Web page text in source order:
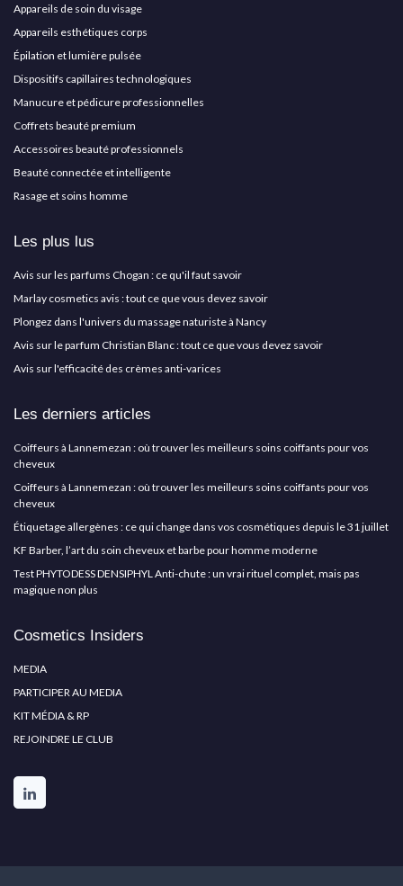
Appareils de soin du visage
Appareils esthétiques corps
Épilation et lumière pulsée
Dispositifs capillaires technologiques
Manucure et pédicure professionnelles
Coffrets beauté premium
Accessoires beauté professionnels
Beauté connectée et intelligente
Rasage et soins homme
Les plus lus
Avis sur les parfums Chogan : ce qu'il faut savoir
Marlay cosmetics avis : tout ce que vous devez savoir
Plongez dans l'univers du massage naturiste à Nancy
Avis sur le parfum Christian Blanc : tout ce que vous devez savoir
Avis sur l'efficacité des crèmes anti-varices
Les derniers articles
Coiffeurs à Lannemezan : où trouver les meilleurs soins coiffants pour vos
cheveux
Coiffeurs à Lannemezan : où trouver les meilleurs soins coiffants pour vos
cheveux
Étiquetage allergènes : ce qui change dans vos cosmétiques depuis le 31 juillet
KF Barber, l’art du soin cheveux et barbe pour homme moderne
Test PHYTODESS DENSIPHYL Anti-chute : un vrai rituel complet, mais pas
magique non plus
Cosmetics Insiders
MEDIA
PARTICIPER AU MEDIA
KIT MÉDIA & RP
REJOINDRE LE CLUB